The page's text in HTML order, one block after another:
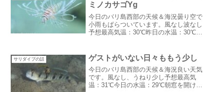
ミノカサゴYg
今日のバリ島西部の天候＆海況曇り空で
小雨もぱらついています。風なし波なし
予想最高気温：30℃昨日の水温：30℃朝
っている感じ開店休業昨日でGWから続い
ていたゲストが終了...
サリダイブの話 ゲストがいない日々ももう少し
今日のバリ島西部の天候＆海況良い天気
です。風なし、うねり少し予想最高気
温：31℃今日の水温：29℃朝窓を開けて